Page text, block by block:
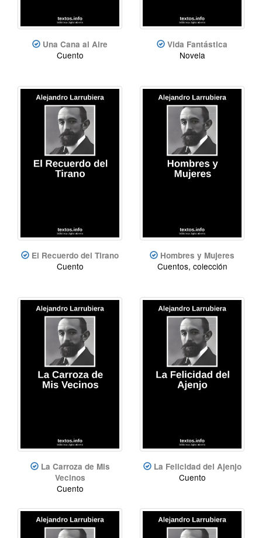
Una Cana al Aire
Cuento
Vida Fantástica
Novela
El Recuerdo del Tirano
Cuento
Hombres y Mujeres
Cuentos, colección
La Carroza de Mis
Vecinos
Cuento
La Felicidad del Ajenjo
Cuento